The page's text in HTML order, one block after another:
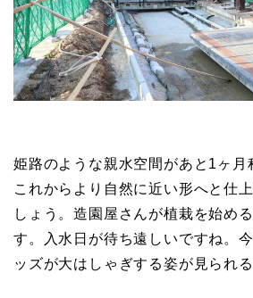
姫路のような親水空間があと1ヶ月
これからより自然に近い形へと仕
しょう。造園屋さんが植栽を始め
す。入水日が待ち遠しいですね。
ッズが大はしゃぎする姿が見られ